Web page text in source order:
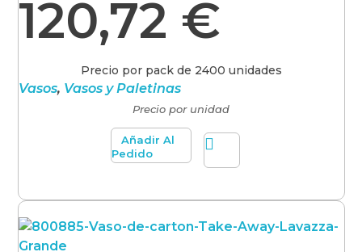
120,72 €
Precio por pack de 2400 unidades
Vasos, Vasos y Paletinas
Precio por unidad
Añadir Al
Pedido